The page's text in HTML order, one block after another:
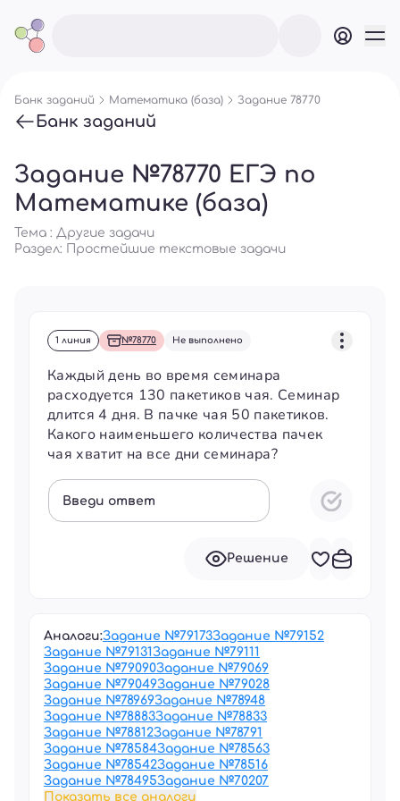
Банк заданий Математика (база) Задание 78770
Банк заданий
Задание №78770 ЕГЭ по
Математике (база)
Тема : Другие задачи
Раздел:
Простейшие текстовые задачи
1 линия №78770 Не выполнено
Каждый день во время семинара
расходуется 130 пакетиков чая. Семинар
длится 4 дня. В пачке чая 50 пакетиков.
Какого наименьшего количества пачек
чая хватит на все дни семинара?
Введи ответ
Решение
Аналоги:Задание №79173Задание №79152
Задание №79131Задание №79111
Задание №79090Задание №79069
Задание №79049Задание №79028
Задание №78969Задание №78948
Задание №78883Задание №78833
Задание №78812Задание №78791
Задание №78584Задание №78563
Задание №78542Задание №78516
Задание №78495Задание №70207
Показать все аналоги